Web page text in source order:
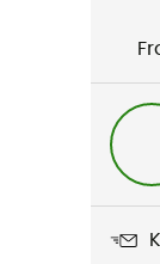
Wandern /
Camping /